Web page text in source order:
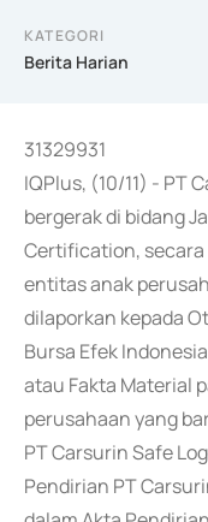
KATEGORI
Berita Harian
31329931
IQPlus, (10/11) - PT
bergerak di bidang
Certification,
entitas anak
dilaporkan kepada
Bursa Efek
atau Fakta Material
perusahaan yang
PT Carsurin Safe
Pendirian PT